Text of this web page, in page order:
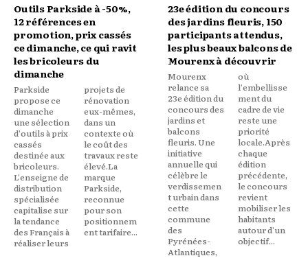
Outils Parkside à -50%,
12 références en
promotion, prix cassés
ce dimanche, ce qui ravit
les bricoleurs du
dimanche
Parkside
propose ce
dimanche
une sélection
d'outils à prix
cassés
destinée aux
bricoleurs.
L'enseigne de
distribution
spécialisée
capitalise sur
la tendance
des Français à
réaliser leurs
projets de
rénovation
eux-mêmes,
dans un
contexte où
le coût des
travaux reste
élevé.La
marque
Parkside,
reconnue
pour son
positionnem
ent tarifaire...
23e édition du concours
des jardins fleuris, 150
participants attendus,
les plus beaux balcons de
Mourenx à découvrir
Mourenx
relance sa
23e édition du
concours des
jardins et
balcons
fleuris. Une
initiative
annuelle qui
célèbre le
verdissemen
t urbain dans
cette
commune
des
Pyrénées-
Atlantiques,
où
l'embellisse
ment du
cadre de vie
reste une
priorité
locale.Après
chaque
édition
précédente,
le concours
revient
mobiliser les
habitants
autour d'un
objectif...